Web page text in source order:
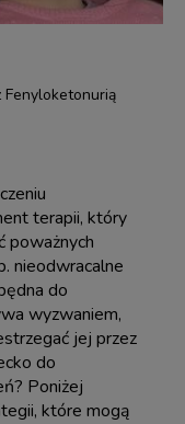
Fenyloketonurią
terapii, który
poważnych
nieodwracalne
do
wyzwaniem,
jej przez
do
Poniżej
które mogą